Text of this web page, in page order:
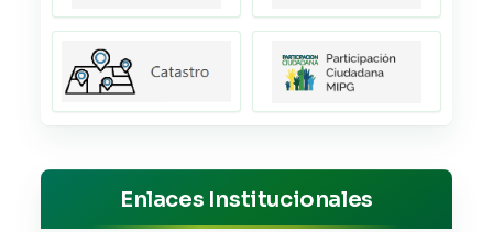
Enlaces Institucionales